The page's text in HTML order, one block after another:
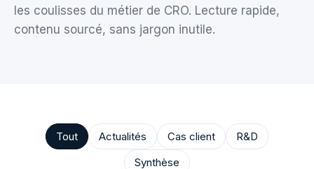
les coulisses du métier de CRO. Lecture rapide,
contenu sourcé, sans jargon inutile.
Actualités Cas client
R&D
Synthèse
Tout